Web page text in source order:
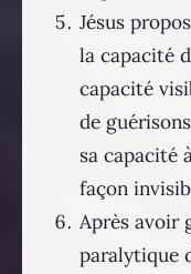
Jésus
la capacité
capacité
de
sa capacité
façon
Après avoir
paralytique